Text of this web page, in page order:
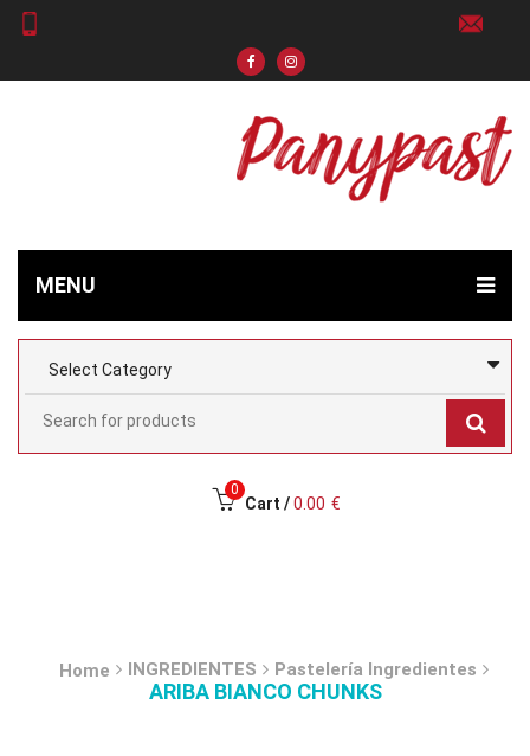
MENU
0
Cart / 0.00 €
Home INGREDIENTES Pastelería Ingredientes
ARIBA BIANCO CHUNKS